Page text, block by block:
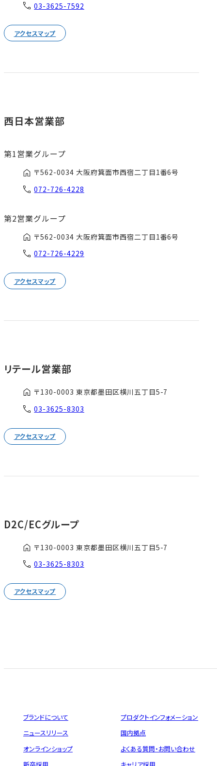
03-3625-7592
アクセスマップ
西日本営業部
第1営業グループ
〒562-0034 大阪府箕面市西宿二丁目1番6号
072-726-4228
第2営業グループ
〒562-0034 大阪府箕面市西宿二丁目1番6号
072-726-4229
アクセスマップ
リテール営業部
〒130-0003 東京都墨田区横川五丁目5-7
03-3625-8303
アクセスマップ
D2C/ECグループ
〒130-0003 東京都墨田区横川五丁目5-7
03-3625-8303
アクセスマップ
ブランドについて
ニュースリリース
オンラインショップ
プロダクトインフォメーション
国内拠点
よくある質問・お問い合わせ